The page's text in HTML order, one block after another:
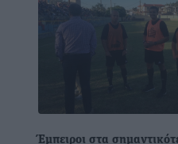
Έμπειροι στα